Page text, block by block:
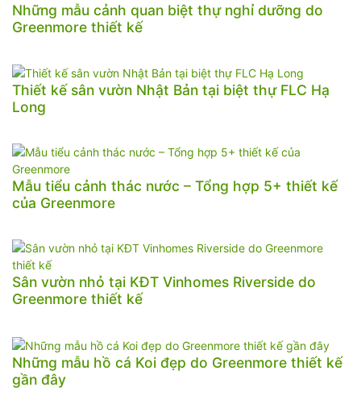
Những mẫu cảnh quan biệt thự nghỉ dưỡng do
Greenmore thiết kế
Thiết kế sân vườn Nhật Bản tại biệt thự FLC Hạ
Long
Mẫu tiểu cảnh thác nước – Tổng hợp 5+ thiết kế
của Greenmore
Sân vườn nhỏ tại KĐT Vinhomes Riverside do
Greenmore thiết kế
Những mẫu hồ cá Koi đẹp do Greenmore thiết kế
gần đây